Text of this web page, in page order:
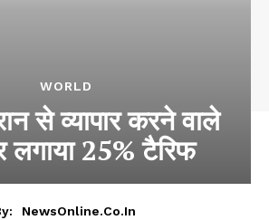
WORLD
से व्यापार करने वाले
लगाया 25% टैरिफ
NewsOnline.co.in